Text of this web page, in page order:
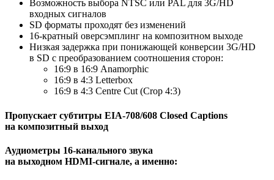
Возможность выбора NTSC или PAL для 3G/HD
входных сигналов
SD форматы проходят без изменений
16-кратный оверсэмплинг на композитном выходе
Низкая задержка при понижающей конверсии 3G/HD
в SD c преобразованием соотношения сторон:
16:9 в 16:9 Anamorphic
16:9 в 4:3 Letterbox
16:9 в 4:3 Centre Cut (Crop 4:3)
Пропускает субтитры EIA-708/608 Closed Captions
на композитный выход
Аудиометры 16-канального звука
на выходном HDMI-сигнале, а именно: